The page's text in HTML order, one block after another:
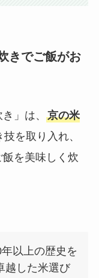
きでご飯がお
」は、
京の米
を取り入れ、
を美味しく炊
以上の歴史を
越した米選び